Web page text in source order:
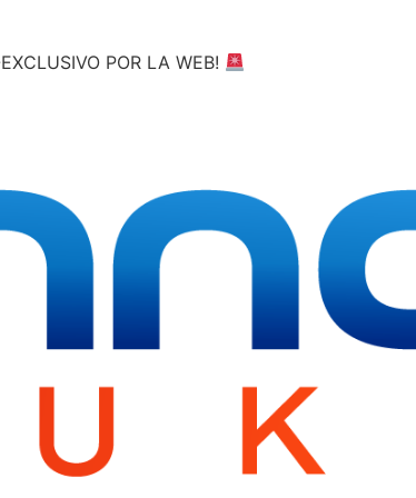
POR LA WEB!